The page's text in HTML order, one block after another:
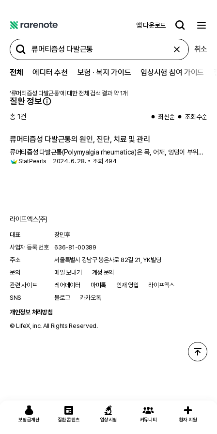
어
노
트
앱 다운로드
보험금계산 질환 콘텐츠 임상시험 커뮤니티 환자 지원
취소
전체 에디터 추천 보험 ∙ 복지 가이드 임상시험 참여 가이드
‘류머티즘성 다발근통’에 대한 전체 검색 결과 약1개
질환 정보
총1건 최신순 조회수순
류머티즘성 다발근통의 원인, 진단, 치료 및 관리
류머티즘성 다발근통(Polymyalgia rheumatica)은 목, 어깨, 엉덩이 부위의
통증과 뻣뻣함을 특징으로 하는 류마
StatPearls 2024. 6. 28. 조회 494
라이프엑스(주)
대표
장민후
사업자 등록 번호
636-81-00389
주소
서울특별시 강남구 봉은사로 82길 21, YK빌딩
문의
메일 보내기
계정 문의
관련 사이트
레어데이터 마미톡 인재 영입
라이프엑스
SNS
블로그
카카오톡
개인정보 처리방침
© LifeX, inc. All Rights Reserved.